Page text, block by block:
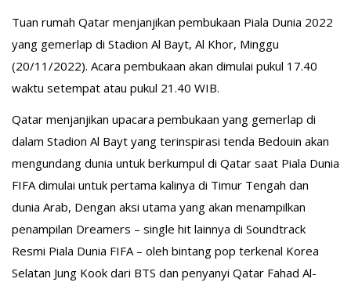
Tuan rumah Qatar menjanjikan pembukaan Piala Dunia 2022
yang gemerlap di Stadion Al Bayt, Al Khor, Minggu
(20/11/2022). Acara pembukaan akan dimulai pukul 17.40
waktu setempat atau pukul 21.40 WIB.
Qatar menjanjikan upacara pembukaan yang gemerlap di
dalam Stadion Al Bayt yang terinspirasi tenda Bedouin akan
mengundang dunia untuk berkumpul di Qatar saat Piala Dunia
FIFA dimulai untuk pertama kalinya di Timur Tengah dan
dunia Arab, Dengan aksi utama yang akan menampilkan
penampilan Dreamers – single hit lainnya di Soundtrack
Resmi Piala Dunia FIFA – oleh bintang pop terkenal Korea
Selatan Jung Kook dari BTS dan penyanyi Qatar Fahad Al-